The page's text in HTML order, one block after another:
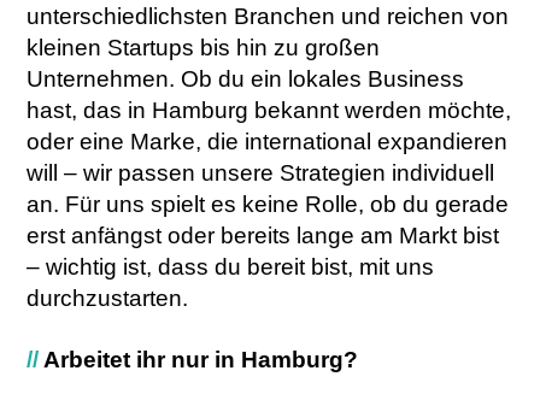
unterschiedlichsten Branchen und reichen von
kleinen Startups bis hin zu großen
Unternehmen. Ob du ein lokales Business
hast, das in Hamburg bekannt werden möchte,
oder eine Marke, die international expandieren
will – wir passen unsere Strategien individuell
an. Für uns spielt es keine Rolle, ob du gerade
erst anfängst oder bereits lange am Markt bist
– wichtig ist, dass du bereit bist, mit uns
durchzustarten.
// Arbeitet ihr nur in Hamburg?